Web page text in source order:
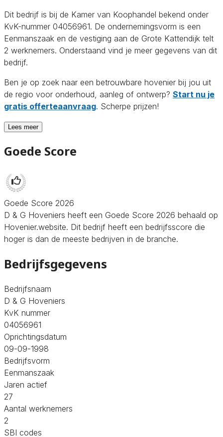
Dit bedrijf is bij de Kamer van Koophandel bekend onder
KvK-nummer 04056961. De ondernemingsvorm is een
Eenmanszaak en de vestiging aan de Grote Kattendijk telt
2 werknemers. Onderstaand vind je meer gegevens van dit
bedrijf.
Ben je op zoek naar een betrouwbare hovenier bij jou uit
de regio voor onderhoud, aanleg of ontwerp? Start nu je
gratis offerteaanvraag. Scherpe prijzen!
Lees meer
Goede Score
Goede Score 2026
D & G Hoveniers heeft een Goede Score 2026 behaald op
Hovenier.website. Dit bedrijf heeft een bedrijfsscore die
hoger is dan de meeste bedrijven in de branche.
Bedrijfsgegevens
Bedrijfsnaam
D & G Hoveniers
KvK nummer
04056961
Oprichtingsdatum
09-09-1998
Bedrijfsvorm
Eenmanszaak
Jaren actief
27
Aantal werknemers
2
SBI codes